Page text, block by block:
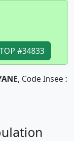
#34833
, Code Insee :